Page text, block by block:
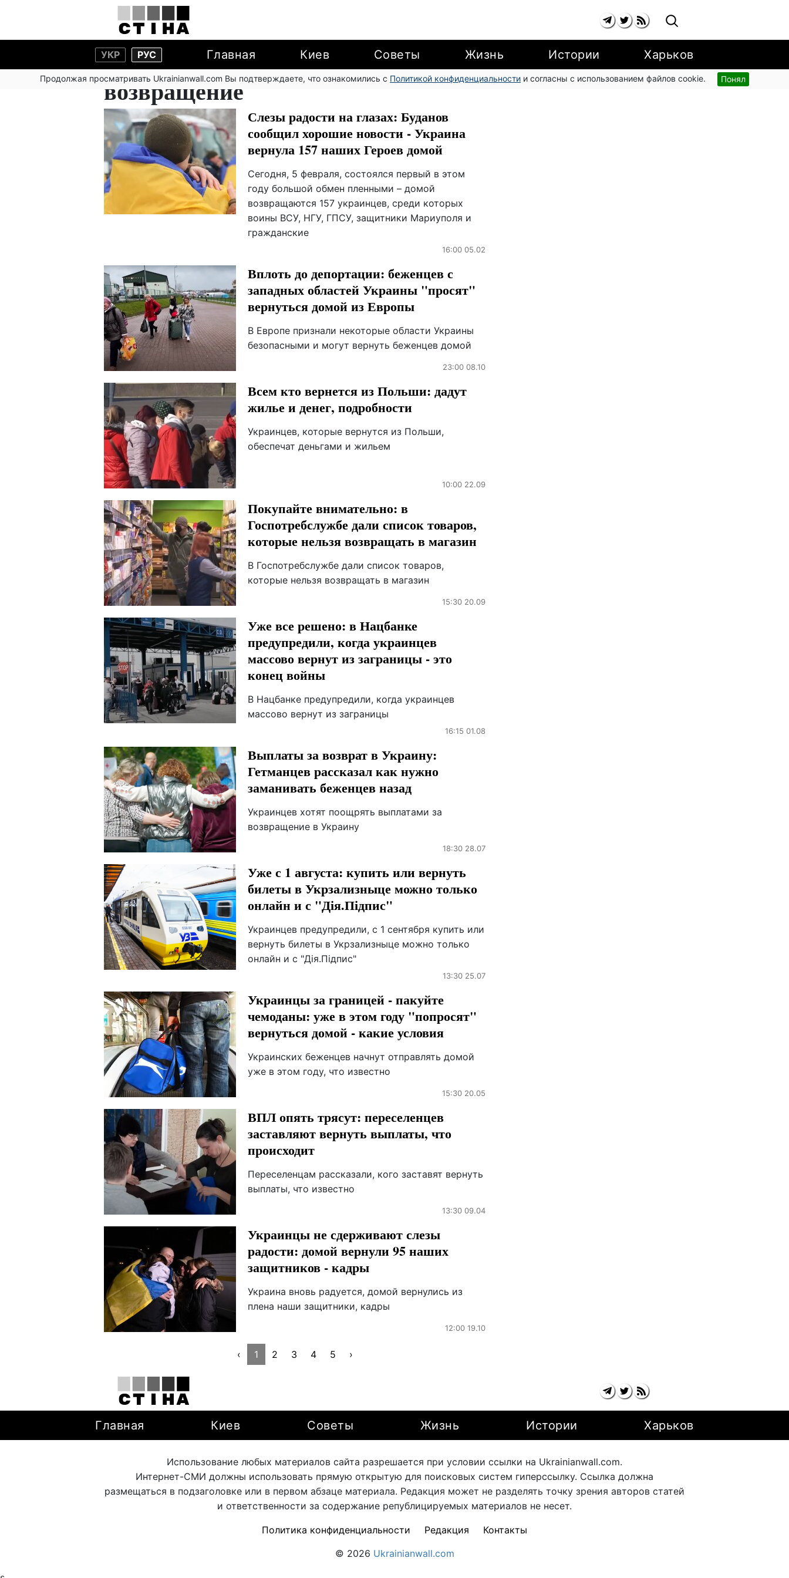
УКР РУС Главная Киев Советы Жизнь Истории Харьков
Продолжая просматривать Ukrainianwall.com Вы подтверждаете, что ознакомились с Политикой конфиденциальности и согласны с использованием файлов cookie. Понял
возвращение
Слезы радости на глазах: Буданов
сообщил хорошие новости - Украина
вернула 157 наших Героев домой
Сегодня, 5 февраля, состоялся первый в этом
году большой обмен пленными – домой
возвращаются 157 украинцев, среди которых
воины ВСУ, НГУ, ГПСУ, защитники Мариуполя и
гражданские
16:00 05.02
Вплоть до депортации: беженцев с
западных областей Украины "просят"
вернуться домой из Европы
В Европе признали некоторые области Украины
безопасными и могут вернуть беженцев домой
23:00 08.10
Всем кто вернется из Польши: дадут
жилье и денег, подробности
Украинцев, которые вернутся из Польши,
обеспечат деньгами и жильем
10:00 22.09
Покупайте внимательно: в
Госпотребслужбе дали список товаров,
которые нельзя возвращать в магазин
В Госпотребслужбе дали список товаров,
которые нельзя возвращать в магазин
15:30 20.09
Уже все решено: в Нацбанке
предупредили, когда украинцев
массово вернут из заграницы - это
конец войны
В Нацбанке предупредили, когда украинцев
массово вернут из заграницы
16:15 01.08
Выплаты за возврат в Украину:
Гетманцев рассказал как нужно
заманивать беженцев назад
Украинцев хотят поощрять выплатами за
возвращение в Украину
18:30 28.07
Уже с 1 августа: купить или вернуть
билеты в Укрзализныце можно только
онлайн и с "Дія.Підпис"
Украинцев предупредили, с 1 сентября купить или
вернуть билеты в Укрзализныце можно только
онлайн и с "Дія.Підпис"
13:30 25.07
Украинцы за границей - пакуйте
чемоданы: уже в этом году "попросят"
вернуться домой - какие условия
Украинских беженцев начнут отправлять домой
уже в этом году, что известно
15:30 20.05
ВПЛ опять трясут: переселенцев
заставляют вернуть выплаты, что
происходит
Переселенцам рассказали, кого заставят вернуть
выплаты, что известно
13:30 09.04
Украинцы не сдерживают слезы
радости: домой вернули 95 наших
защитников - кадры
Украина вновь радуется, домой вернулись из
плена наши защитники, кадры
12:00 19.10
‹ 1 2 3 4 5 ›
Главная Киев Советы Жизнь Истории Харьков
Использование любых материалов сайта разрешается при условии ссылки на Ukrainianwall.com.
Интернет-СМИ должны использовать прямую открытую для поисковых систем гиперссылку. Ссылка должна
размещаться в подзаголовке или в первом абзаце материала. Редакция может не разделять точку зрения авторов статей
и ответственности за содержание републицируемых материалов не несет.
Политика конфиденциальности Редакция
Контакты
© 2026 Ukrainianwall.com